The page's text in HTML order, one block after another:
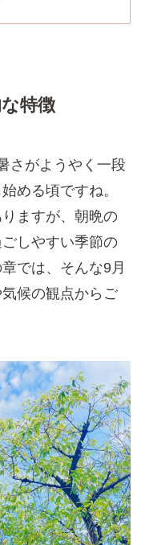
特徴
さがようやく一段
める頃ですね。
ますが、朝晩の
しやすい季節の
では、そんな9月
候の観点からご